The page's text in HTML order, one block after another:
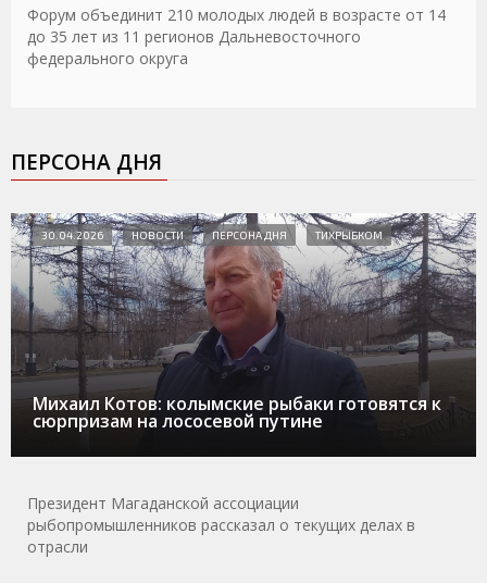
Форум объединит 210 молодых людей в возрасте от 14
до 35 лет из 11 регионов Дальневосточного
федерального округа
ПЕРСОНА ДНЯ
Михаил Котов: колымские рыбаки готовятся к
сюрпризам на лососевой путине
30.04.2026 НОВОСТИ ПЕРСОНА ДНЯ ТИХРЫБКОМ
Президент Магаданской ассоциации
рыбопромышленников рассказал о текущих делах в
отрасли